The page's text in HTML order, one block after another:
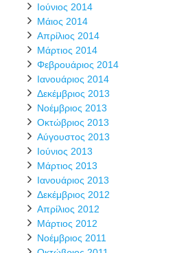
Ιούνιος 2014
Μάιος 2014
Απρίλιος 2014
Μάρτιος 2014
Φεβρουάριος 2014
Ιανουάριος 2014
Δεκέμβριος 2013
Νοέμβριος 2013
Οκτώβριος 2013
Αύγουστος 2013
Ιούνιος 2013
Μάρτιος 2013
Ιανουάριος 2013
Δεκέμβριος 2012
Απρίλιος 2012
Μάρτιος 2012
Νοέμβριος 2011